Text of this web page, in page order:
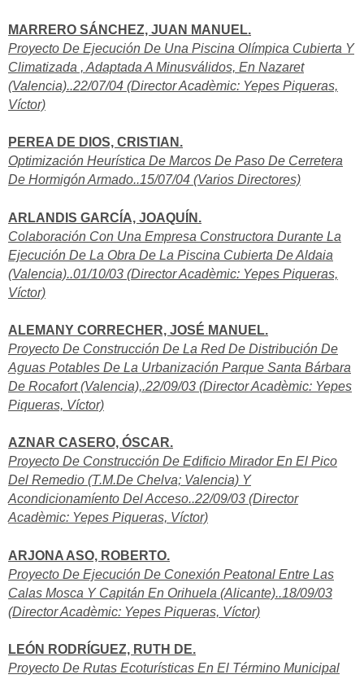
MARRERO SÁNCHEZ, JUAN MANUEL.
Proyecto De Ejecución De Una Piscina Olímpica Cubierta Y
Climatizada , Adaptada A Minusválidos, En Nazaret
(Valencia)..22/07/04 (Director Acadèmic: Yepes Piqueras,
Víctor)
PEREA DE DIOS, CRISTIAN.
Optimización Heurística De Marcos De Paso De Cerretera
De Hormigón Armado..15/07/04 (Varios Directores)
ARLANDIS GARCÍA, JOAQUÍN.
Colaboración Con Una Empresa Constructora Durante La
Ejecución De La Obra De La Piscina Cubierta De Aldaia
(Valencia)..01/10/03 (Director Acadèmic: Yepes Piqueras,
Víctor)
ALEMANY CORRECHER, JOSÉ MANUEL.
Proyecto De Construcción De La Red De Distribución De
Aguas Potables De La Urbanización Parque Santa Bárbara
De Rocafort (Valencia),.22/09/03 (Director Acadèmic: Yepes
Piqueras, Víctor)
AZNAR CASERO, ÓSCAR.
Proyecto De Construcción De Edificio Mirador En El Pico
Del Remedio (T.M.De Chelva; Valencia) Y
Acondicionamíento Del Acceso..22/09/03 (Director
Acadèmic: Yepes Piqueras, Víctor)
ARJONA ASO, ROBERTO.
Proyecto De Ejecución De Conexión Peatonal Entre Las
Calas Mosca Y Capitán En Orihuela (Alicante)..18/09/03
(Director Acadèmic: Yepes Piqueras, Víctor)
LEÓN RODRÍGUEZ, RUTH DE.
Proyecto De Rutas Ecoturísticas En El Término Municipal